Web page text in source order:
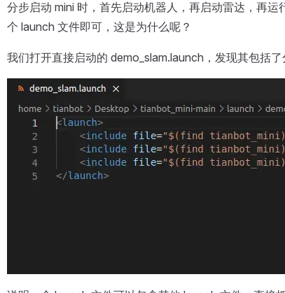
分步启动 mini 时，首先启动机器人，再启动雷达，再
个 launch 文件即可，这是为什么呢？
我们打开直接启动的 demo_slam.launch，发现其包括